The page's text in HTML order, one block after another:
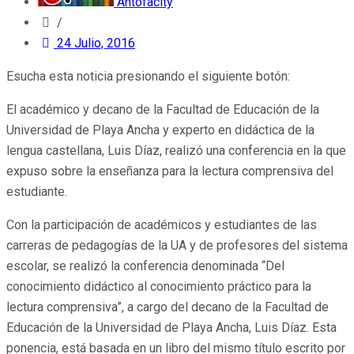
/
24 Julio, 2016
Esucha esta noticia presionando el siguiente botón:
El académico y decano de la Facultad de Educación de la
Universidad de Playa Ancha y experto en didáctica de la
lengua castellana, Luis Díaz, realizó una conferencia en la que
expuso sobre la enseñanza para la lectura comprensiva del
estudiante.
Con la participación de académicos y estudiantes de las
carreras de pedagogías de la UA y de profesores del sistema
escolar, se realizó la conferencia denominada “Del
conocimiento didáctico al conocimiento práctico para la
lectura comprensiva”, a cargo del decano de la Facultad de
Educación de la Universidad de Playa Ancha, Luis Díaz. Esta
ponencia, está basada en un libro del mismo título escrito por